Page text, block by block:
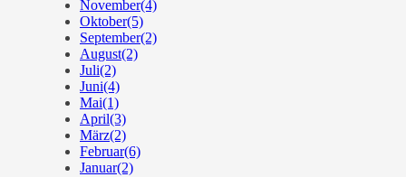
November(4)
Oktober(5)
September(2)
August(2)
Juli(2)
Juni(4)
Mai(1)
April(3)
März(2)
Februar(6)
Januar(2)